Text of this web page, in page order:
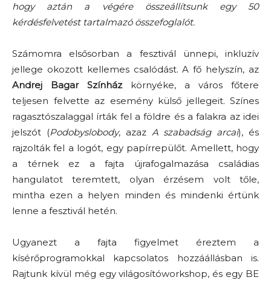
hogy aztán a végére összeállítsunk egy 50
kérdésfelvetést tartalmazó összefoglalót.
Számomra elsősorban a fesztivál ünnepi, inkluzív
jellege okozott kellemes csalódást. A fő helyszín, az
Andrej Bagar Színházkörnyéke, a város főtere
teljesen felvette az esemény külső jellegeit. Színes
ragasztószalaggal írták fel a földre és a falakra az idei
jelszót (Podobyslobody, azaz A szabadság arcai), és
rajzolták fel a logót, egy papírrepülőt. Amellett, hogy
a térnek ez a fajta újrafogalmazása családias
hangulatot teremtett, olyan érzésem volt tőle,
mintha ezen a helyen minden és mindenki értünk
lenne a fesztivál hetén.
Ugyanezt a fajta figyelmet éreztem a
kísérőprogramokkal kapcsolatos hozzáállásban is.
Rajtunk kívül még egy világosítóworkshop, és egy BE